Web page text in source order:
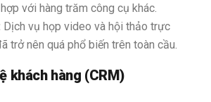
với hàng trăm công cụ khác.
Dịch vụ họp video và hội thảo trực
trở nên quá phổ biến trên toàn cầu.
khách hàng (CRM)